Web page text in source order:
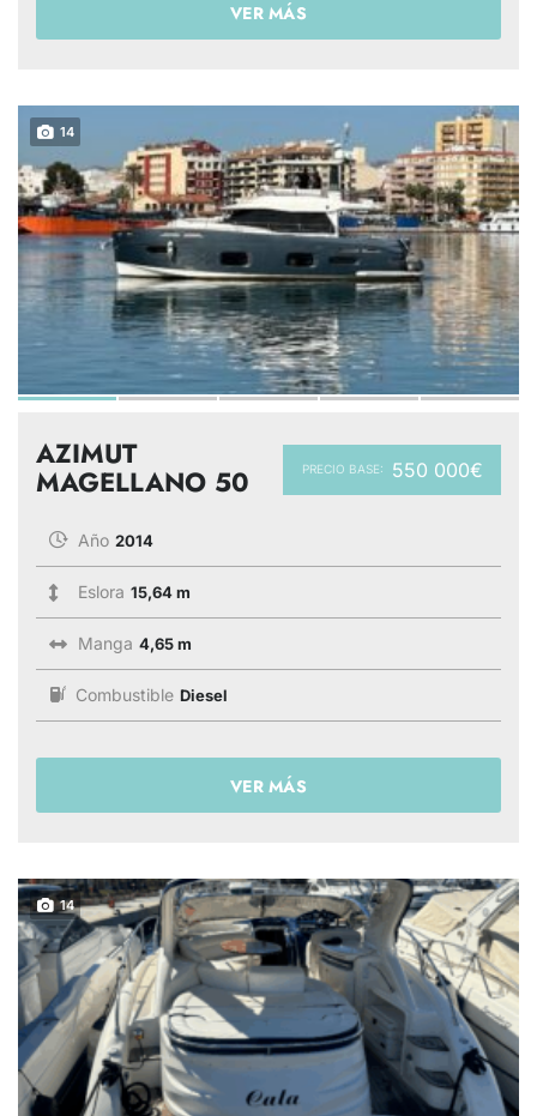
VER MÁS
14
PRECIO BASE: 550 000€
AZIMUT
MAGELLANO 50
Año 2014
Eslora 15,64 m
Manga 4,65 m
Combustible Diesel
VER MÁS
14